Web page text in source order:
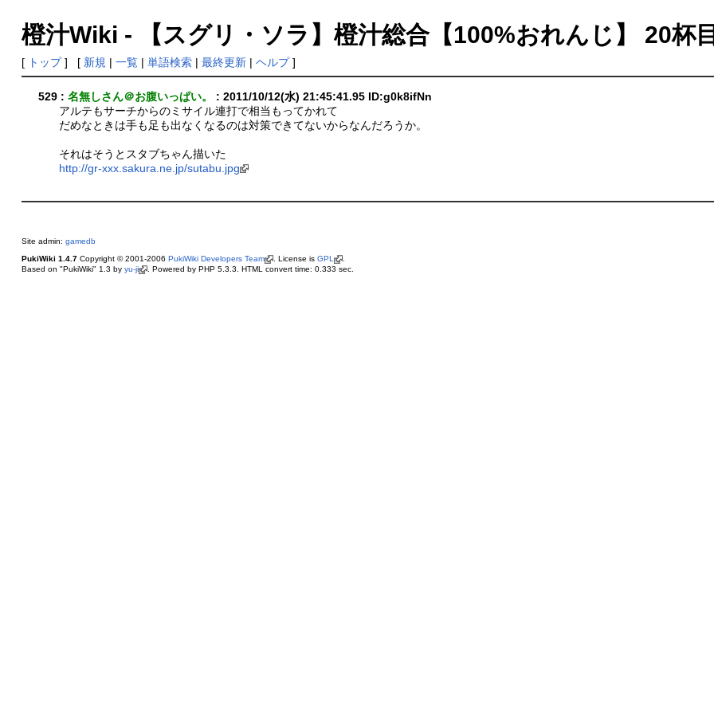
橙汁Wiki - 【スグリ・ソラ】橙汁総合【100%おれんじ】 20杯
[ トップ] [ 新規 | 一覧| 単語検索| 最終更新| ヘルプ]
529 :名無しさん＠お腹いっぱい。
: 2011/10/12(水) 21:45:41.95 ID:g0k8ifNn
アルテもサーチからのミサイル連打で相当もってかれて
だめなときは手も足も出なくなるのは対策できてないからなんだろうか。
それはそうとスタブちゃん描いた
http://gr-xxx.sakura.ne.jp/sutabu.jpg
Site admin: gamedb
PukiWiki 1.4.7Copyright © 2001-2006 PukiWiki Developers Team . License is GPL
.
Based on "PukiWiki" 1.3 by yu-ji . Powered by PHP 5.3.3. HTML convert time: 0.333 sec.